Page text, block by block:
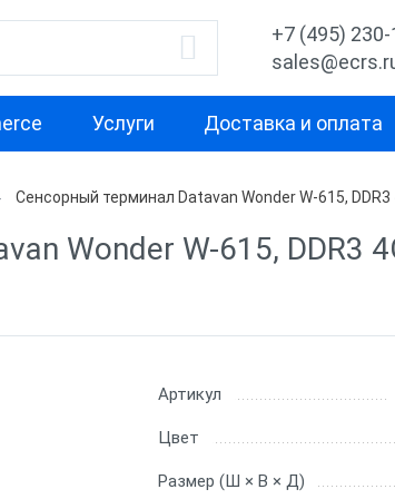
+7 (495)
Услуги Доставка и оплата
Назначение
Для кафе
Кассовые моноблоки
Сенсорный терминал Datavan Wonder W-615, DDR3
Wonder W-615, DDR3
Артикул
Цвет
Размер (Ш × В × Д)